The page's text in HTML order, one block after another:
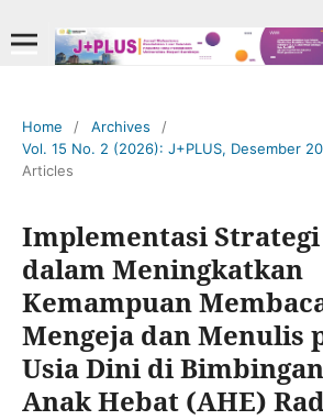
Home / Archives
/
Vol. 15 No. 2 (2026): J+PLUS, Desember
Articles
Implementasi
dalam Meningkatkan
Kemampuan
Mengeja dan Menulis
Usia Dini di
Anak Hebat (AHE)